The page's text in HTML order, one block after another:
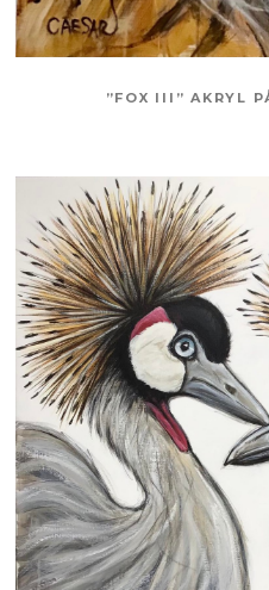
”FOX III” AKRYL